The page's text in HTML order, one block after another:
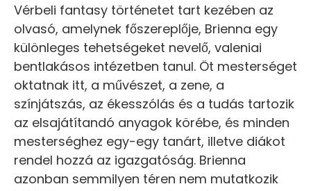
Vérbeli fantasy történetet tart kezében az
olvasó, amelynek főszereplője, Brienna egy
különleges tehetségeket nevelő, valeniai
bentlakásos intézetben tanul. Öt mesterséget
oktatnak itt, a művészet, a zene, a
színjátszás, az ékesszólás és a tudás tartozik
az elsajátítandó anyagok körébe, és minden
mesterséghez egy-egy tanárt, illetve diákot
rendel hozzá az igazgatóság. Brienna
azonban semmilyen téren nem mutatkozik